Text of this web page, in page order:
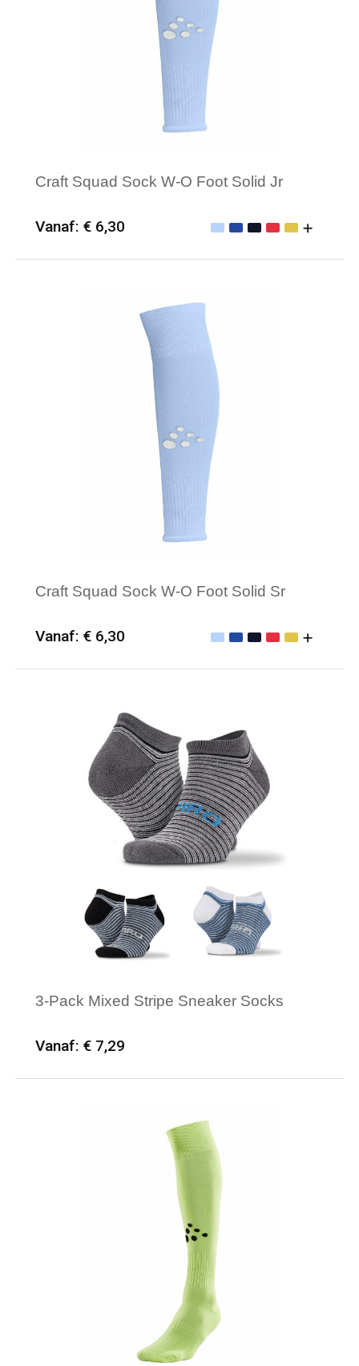
Craft Squad Sock W-O Foot Solid Jr
Vanaf: € 6,30
Minimale afname: 25
Craft Squad Sock W-O Foot Solid Sr
Vanaf: € 6,30
Minimale afname: 25
3-Pack Mixed Stripe Sneaker Socks
Vanaf: € 7,29
Minimale afname: 25